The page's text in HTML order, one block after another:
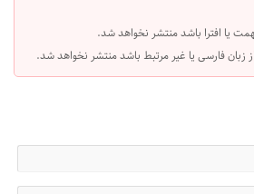
یا افترا باشد منتشر نخواهد شد.
زبان فارسی یا غیر مرتبط باشد منتشر نخواهد شد.